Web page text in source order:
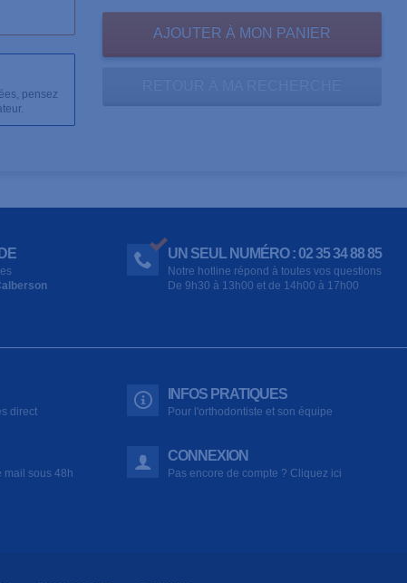
pensez
UN SEUL NUMÉRO : 02 35 34 88 85
Notre hotline répond à toutes vos questions
De 9h30 à 13h00 et de 14h00 à 17h00
direct
INFOS PRATIQUES
Pour l'orthodontiste et son équipe
mail sous 48h
CONNEXION
Pas encore de compte ? Cliquez ici